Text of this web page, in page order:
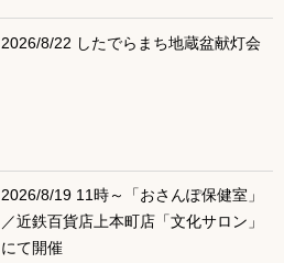
2026/8/22 したでらまち地蔵盆献灯会
2026/8/19 11時～「おさんぽ保健室」
／近鉄百貨店上本町店「文化サロン」
にて開催